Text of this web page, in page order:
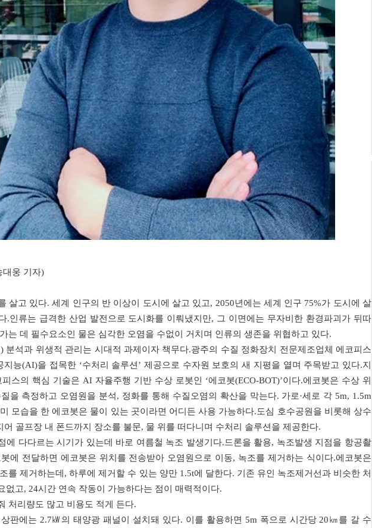
대웅 기자)
살고 있다. 세계 인구의 반 이상이 도시에 살고 있고, 2050년에는 세계 인구 75%가 도시에 살
.인류는 급격한 산업 발전으로 도시화를 이뤄냈지만, 그 이면에는 무자비한 환경파괴가 뒤따
는 데 필수요소인 물은 심각한 오염을 수없이 거치며 인류의 생존을 위협하고 있다.
분석과 위생적 관리는 시대적 과제이자 책무다.광주의 수질 정화장치 전문제조업체 에코피스
능(AI)을 접목한 ‘수처리 솔루션’ 제공으로 수자원 보호의 새 지평을 열며 주목받고 있다.지
스의 핵심 기술은 AI 자율주행 기반 수상 로봇인 ‘에코봇(ECO-BOT)’이다.에코봇은 수상 위
을 측정하고 오염원을 분석, 정화를 통해 수질오염의 확산을 막는다. 가로·세로 각 5m, 1.5m
모습을 한 에코봇은 물이 있는 곳이라면 어디든 사용 가능하다.도심 호수공원을 비롯해 상수
어 골프장 내 폰드까지 장소를 불문, 물 위를 떠다니며 수처리 솔루션을 제공한다.
에 다다르는 시기가 있는데 바로 여름철 녹조 발생기다.드론을 활용, 녹조발생 지점을 항공촬
에 전달하면 에코봇은 위치를 전송받아 오염원으로 이동, 녹조를 제거하는 식이다.에코봇은
를 제거하는데, 하루에 제거할 수 있는 양만 1.5t에 달한다. 기존 유인 녹조제거선과 비슷한 처
없고, 24시간 연속 작동이 가능하다는 점이 매력적이다.
처리량도 많고 비용도 적게 든다.
판에는 2.7㎾의 태양광 패널이 설치돼 있다. 이를 활용하면 5m 폭으로 시간당 20㎞를 갈 수